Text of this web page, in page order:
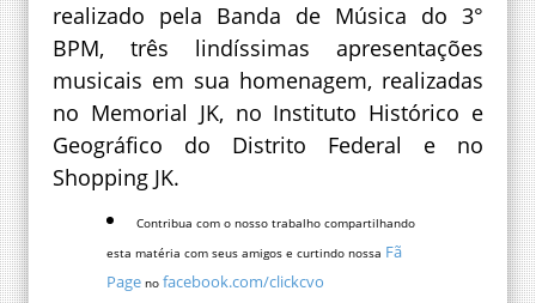
realizado pela Banda de Música do 3°
BPM, três lindíssimas apresentações
musicais em sua homenagem, realizadas
no Memorial JK, no Instituto Histórico e
Geográfico do Distrito Federal e no
Shopping JK.
Contribua com o nosso trabalho compartilhando
esta matéria com seus amigos e curtindo nossa Fã
Page no facebook.com/clickcvo